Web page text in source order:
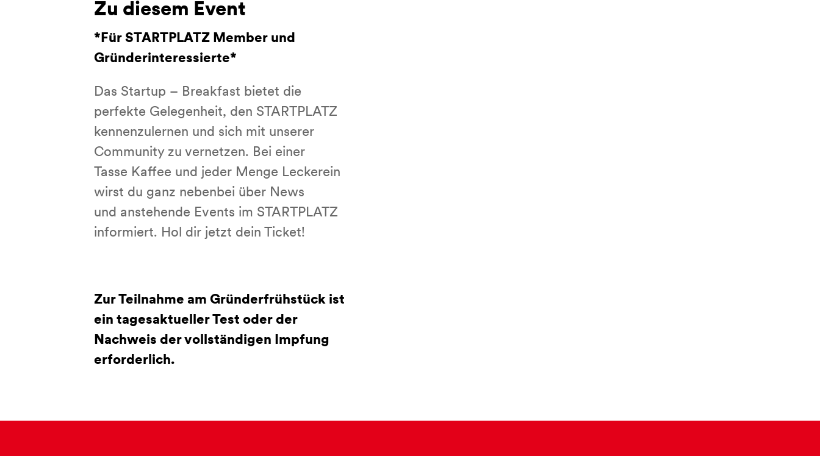
Zu diesem Event
*Für STARTPLATZ Member und
Gründerinteressierte*
Das Startup – Breakfast bietet die
perfekte Gelegenheit, den STARTPLATZ
kennenzulernen und sich mit unserer
Community zu vernetzen. Bei einer
Tasse Kaffee und jeder Menge Leckerein
wirst du ganz nebenbei über News
und anstehende Events im STARTPLATZ
informiert. Hol dir jetzt dein Ticket!
Zur Teilnahme am Gründerfrühstück ist
ein tagesaktueller Test oder der
Nachweis der vollständigen Impfung
erforderlich.